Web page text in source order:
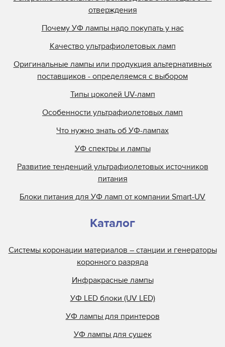
отверждения
Почему УФ лампы надо покупать у нас
Качество ультрафиолетовых ламп
Оригинальные лампы или продукция альтернативных
поставщиков - определяемся с выбором
Типы цоколей UV-ламп
Особенности ультрафиолетовых ламп
Что нужно знать об УФ-лампах
УФ спектры и лампы
Развитие тенденций ультрафиолетовых источников
питания
Блоки питания для УФ ламп от компании Smart-UV
Каталог
Системы коронации материалов – станции и генераторы
коронного разряда
Инфракрасные лампы
УФ LED блоки (UV LED)
УФ лампы для принтеров
УФ лампы для сушек